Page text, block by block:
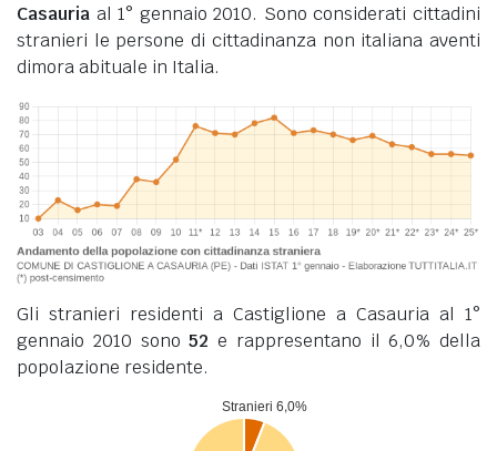
Casauria al 1° gennaio 2010. Sono considerati cittadini
stranieri le persone di cittadinanza non italiana aventi
dimora abituale in Italia.
Gli stranieri residenti a Castiglione a Casauria al 1°
gennaio 2010 sono52 e rappresentano il 6,0% della
popolazione residente.